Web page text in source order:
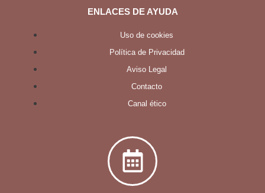
ENLACES DE AYUDA
Uso de cookies
Política de Privacidad
Aviso Legal
Contacto
Canal ético